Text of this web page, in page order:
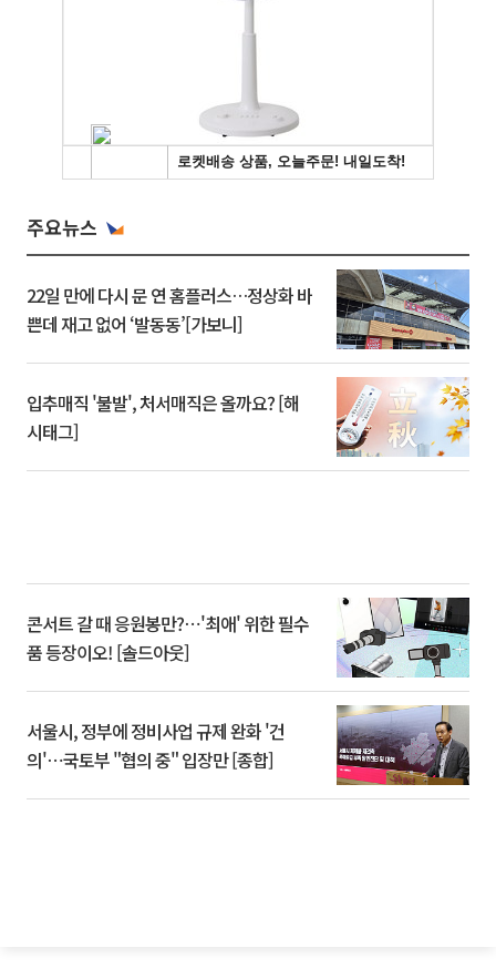
주요뉴스
22일 만에 다시 문 연 홈플러스…정상화 바
쁜데 재고 없어 ‘발동동’[가보니]
입추매직 '불발', 처서매직은 올까요? [해
시태그]
콘서트 갈 때 응원봉만?⋯'최애' 위한 필수
품 등장이오! [솔드아웃]
서울시, 정부에 정비사업 규제 완화 '건
의'⋯국토부 "협의 중" 입장만 [종합]